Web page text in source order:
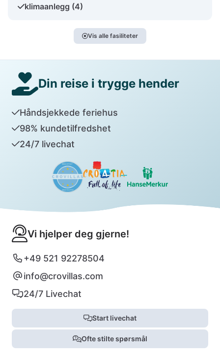
klimaanlegg (4)
Vis alle fasiliteter
Din reise i trygge hender
Håndsjekkede feriehus
98% kundetilfredshet
24/7 livechat
Vi hjelper deg gjerne!
+49 521 92278504
info@crovillas.com
24/7 Livechat
Start livechat
Ofte stilte spørsmål